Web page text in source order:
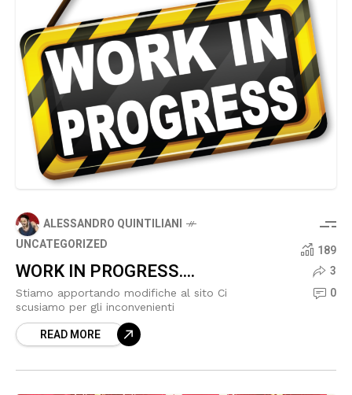
ALESSANDRO QUINTILIANI
UNCATEGORIZED
WORK IN PROGRESS....
Stiamo apportando modifiche al sito Ci
scusiamo per gli inconvenienti
READ MORE
189
3
0